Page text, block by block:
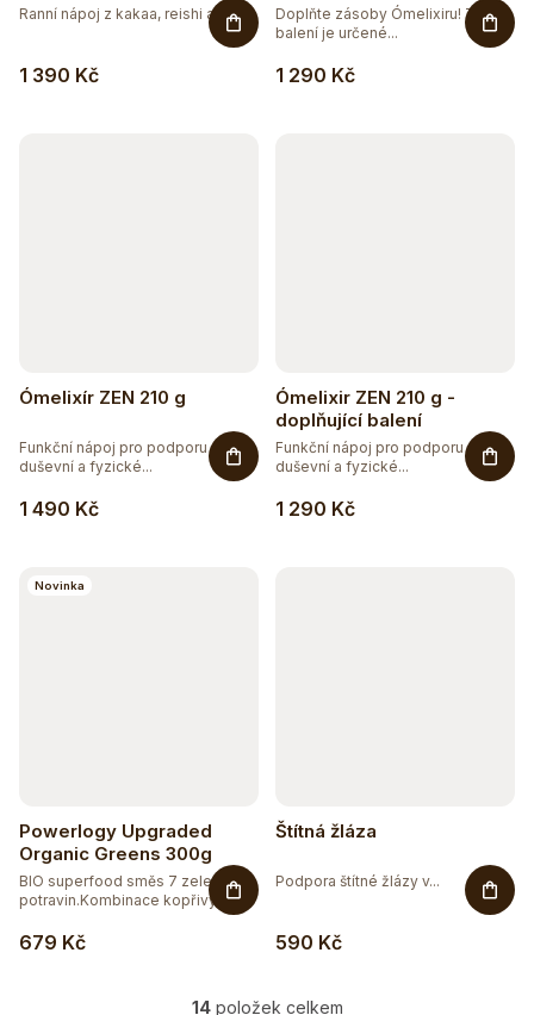
1 390 Kč
Ranní nápoj z kakaa, reishi a...
1 290 Kč
Doplňte zásoby Ómelixiru! Toto
balení je určené...
Ómelixír ZEN 210 g
1 490 Kč
Funkční nápoj pro podporu
duševní a fyzické...
Ómelixir ZEN 210 g -
doplňující balení
1 290 Kč
Funkční nápoj pro podporu
duševní a fyzické...
Novinka
Powerlogy Upgraded
Organic Greens 300g
679 Kč
BIO superfood směs 7 zelených
potravin.Kombinace kopřivy,...
Štítná žláza
590 Kč
Podpora štítné žlázy v...
14položek celkem